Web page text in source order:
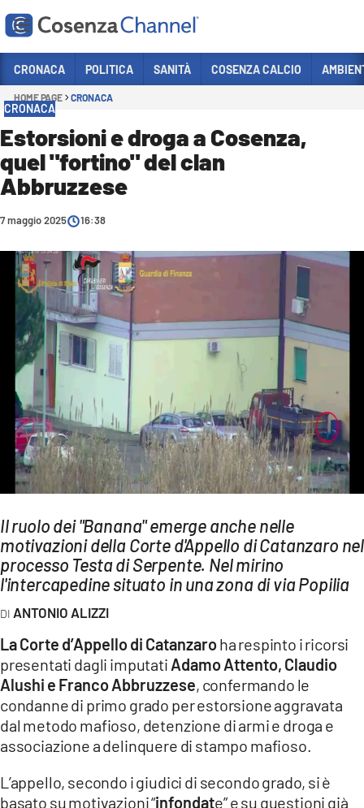
Sezioni
CRONACA
POLITICA
COSENZA CALCIO
ECONOMIA E LAVORO
SANITÀ
SPORT
CULTURA
AMBIENTE
Streaming
LAC TV
LAC NETWORK
LAC ONAIR
LaC
Network
LACPLAY.IT
LACTV.IT
LACONAIR.IT
LACITYMAG.IT
ILREGGINO.IT
COSENZACHANNEL.IT
CATANZAROCHANNEL.IT
CRONACA POLITICA SANITÀ COSENZA CALCIO
HOME PAGE CRONACA
CRONACA
Estorsioni e droga a Cosenza,
quel "fortino" del clan
Abbruzzese
7 maggio 2025 16:38
Il ruolo dei "Banana" emerge anche nelle
motivazioni della Corte d'Appello di Catanzaro nel
processo Testa di Serpente. Nel mirino
l'intercapedine situato in una zona di via Popilia
ANTONIO ALIZZI
La Corte d’Appello di Catanzaroha respinto i ricorsi
presentati dagli imputati Adamo Attento, Claudio
Alushi e Franco Abbruzzese, confermando le
condanne di primo grado per estorsione aggravata
dal metodo mafioso, detenzione di armi e droga e
associazione a delinquere di stampo mafioso.
L’appello, secondo i giudici di secondo grado, si è
basato su motivazioni “infondate” e su questioni già